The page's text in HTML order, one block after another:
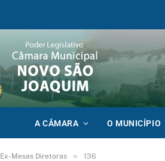
A CÂMARA O MUNICÍPIO
Ex-Mesas Diretoras » 136